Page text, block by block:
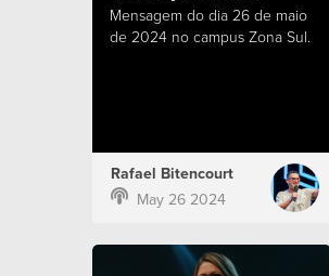
Mensagem do dia 26 de maio
de 2024 no campus Zona Sul.
Rafael Bitencourt
May 26 2024